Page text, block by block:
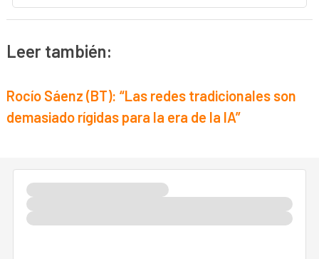
Leer también:
Rocío Sáenz (BT): “Las redes tradicionales son
demasiado rígidas para la era de la IA”